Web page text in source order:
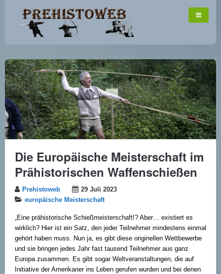
Die Europäische Meisterschaft im
Prähistorischen Waffenschießen
Prehistoweb
29 Juli 2023
europäische Meisterschaft
„Eine prähistorische Schießmeisterschaft!? Aber… existiert es
wirklich? Hier ist ein Satz, den jeder Teilnehmer mindestens einmal
gehört haben muss. Nun ja, es gibt diese originellen Wettbewerbe
und sie bringen jedes Jahr fast tausend Teilnehmer aus ganz
Europa zusammen. Es gibt sogar Weltveranstaltungen, die auf
Initiative der Amerikaner ins Leben gerufen wurden und bei denen